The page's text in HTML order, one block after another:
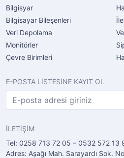
Bilgisyar
Bilgisayar Bileşenleri
Veri Depolama
Monitörler
Çevre Birimleri
E-POSTA LİSTESİNE KAYIT OL
İLETİŞİM
Tel: 0258 713 72 05 – 0532 572 13
Adres: Aşağı Mah. Sarayardı Sok.